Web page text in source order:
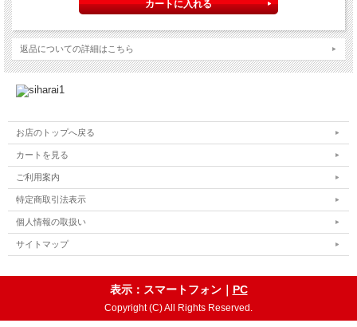
返品についての詳細はこちら
お店のトップへ戻る
カートを見る
ご利用案内
特定商取引法表示
個人情報の取扱い
サイトマップ
表示：スマートフォン｜ PC
Copyright (C) All Rights Reserved.